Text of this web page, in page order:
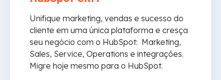
Unifique marketing, vendas e sucesso do
cliente em uma única plataforma e cresça
seu negócio com o HubSpot: Marketing,
Sales, Service, Operations e integrações.
Migre hoje mesmo para o HubSpot.